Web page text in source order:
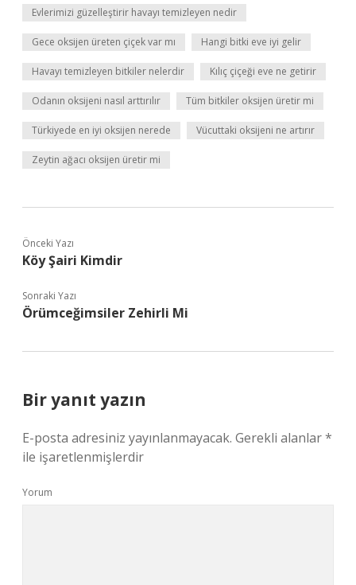
Evlerimizi güzelleştirir havayı temizleyen nedir
Gece oksijen üreten çiçek var mı Hangi bitki eve iyi gelir
Havayı temizleyen bitkiler nelerdir Kılıç çiçeği eve ne getirir
Odanın oksijeni nasıl arttırılır Tüm bitkiler oksijen üretir mi
Türkiyede en iyi oksijen nerede Vücuttaki oksijeni ne artırır
Zeytin ağacı oksijen üretir mi
Önceki Yazı
Köy Şairi Kimdir
Sonraki Yazı
Örümceğimsiler Zehirli Mi
Bir yanıt yazın
E-posta adresiniz yayınlanmayacak. Gerekli alanlar*
ile işaretlenmişlerdir
Yorum